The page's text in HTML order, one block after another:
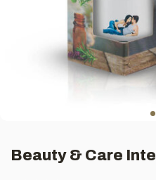
Beauty & Care